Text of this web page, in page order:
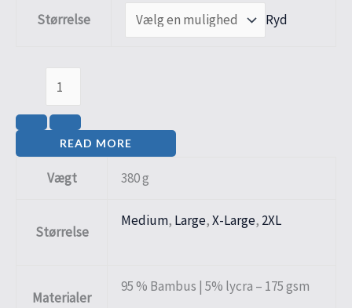
Størrelse Ryd
READ MORE
Vægt 380 g
Størrelse
Medium, Large,X-Large, 2XL
Materialer
95 % Bambus | 5% lycra – 175 gsm